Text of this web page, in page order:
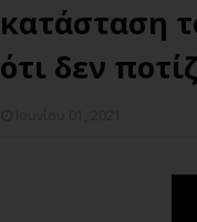
κατάσταση
ότι δεν